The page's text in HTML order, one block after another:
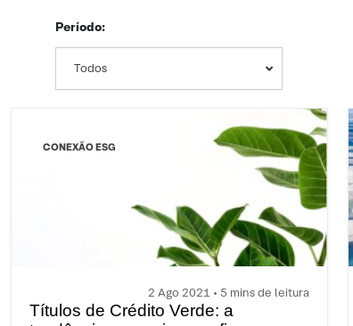
Período:
Todos
CONEXÃO ESG
2 Ago 2021 • 5 mins de leitura
Títulos de Crédito Verde: a